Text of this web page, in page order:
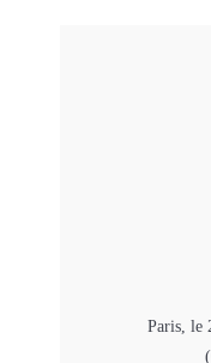
Paris, le